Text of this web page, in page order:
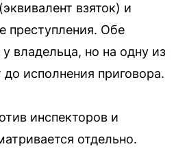
взяток) и
преступления. Обе
владельца, но на одну из
исполнения приговора.
инспекторов и
отдельно.